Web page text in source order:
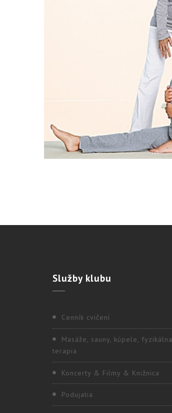
Službyklubu
Cenník cvičení
Masáže, sauny, kúpele, fyzikálna
terapia
Koncerty & Filmy & Knižnica
Podujatia